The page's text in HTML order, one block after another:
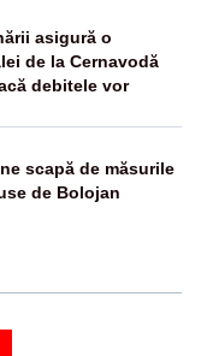
asigură o
de la Cernavodă
debitele vor
scapă de măsurile
de Bolojan